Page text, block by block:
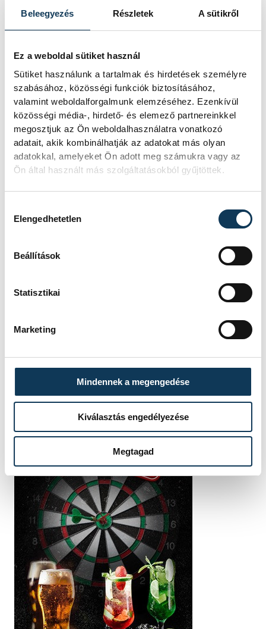
Beleegyezés Részletek A sütikről
Ez a weboldal sütiket használ
Sütiket használunk a tartalmak és hirdetések személyre
szabásához, közösségi funkciók biztosításához,
valamint weboldalforgalmunk elemzéséhez. Ezenkívül
közösségi média-, hirdető- és elemező partnereinkkel
megosztjuk az Ön weboldalhasználatra vonatkozó
adatait, akik kombinálhatják az adatokat más olyan
adatokkal, amelyeket Ön adott meg számukra vagy az
Ön által használt más szolgáltatásokból gyűjtöttek.
Elengedhetetlen
Beállítások
Statisztikai
Marketing
Mindennek a megengedése
Kiválasztás engedélyezése
Megtagad
a Magyar Máltai Szeretetszolgálat
értékben.
közélet kultúra
Porga Gyula
közgyűlés
költségvetés
közbiztonság
szociális
Domján